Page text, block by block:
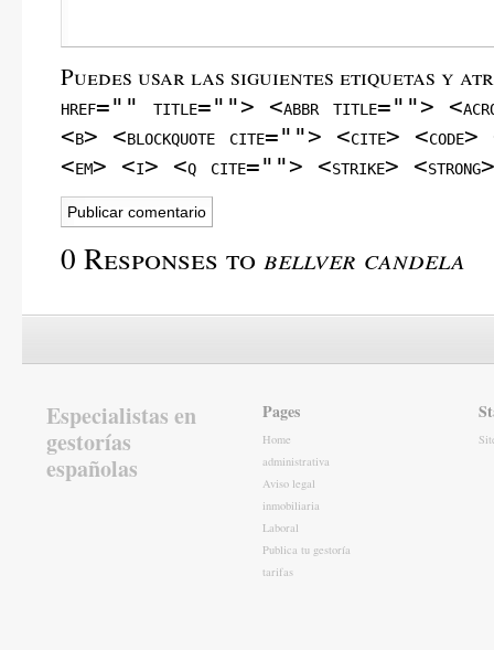
Puedes usar las siguientes etiquetas y
href="" title=""> <abbr title="">
<b> <blockquote cite=""> <cite> <code>
<em> <i> <q cite=""> <strike> <strong>
0 Responses to bellver candela
Especialistas en
gestorías
españolas
Pages
Home
administrativa
Aviso legal
inmobiliaria
Laboral
Publica tu gestoría
tarifas